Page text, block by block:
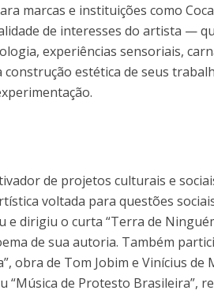
marcas e instituições como
de interesses do artista —
experiências sensoriais,
estética de seus
de projetos culturais e
voltada para questões
e dirigiu o curta “Terra de
de sua autoria. Também
obra de Tom Jobim e Vinícius
“Música de Protesto Brasileira”,